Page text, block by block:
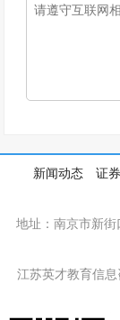
新闻动态 证
地址：南京市新
江苏英才教育信